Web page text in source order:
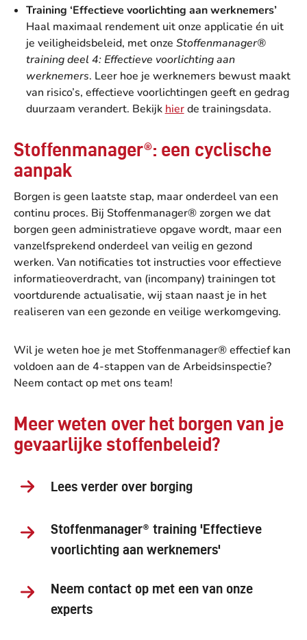
Training ‘Effectieve voorlichting aan werknemers’
Haal maximaal rendement uit onze applicatie én uit
je veiligheidsbeleid, met onze Stoffenmanager®
training deel 4: Effectieve voorlichting aan
werknemers. Leer hoe je werknemers bewust maakt
van risico’s, effectieve voorlichtingen geeft en gedrag
duurzaam verandert. Bekijk hierde trainingsdata.
Stoffenmanager®: een cyclische
aanpak
Borgen is geen laatste stap, maar onderdeel van een
continu proces. Bij Stoffenmanager® zorgen we dat
borgen geen administratieve opgave wordt, maar een
vanzelfsprekend onderdeel van veilig en gezond
werken. Van notificaties tot instructies voor effectieve
informatieoverdracht, van (incompany) trainingen tot
voortdurende actualisatie, wij staan naast je in het
realiseren van een gezonde en veilige werkomgeving.
Wil je weten hoe je met Stoffenmanager® effectief kan
voldoen aan de 4-stappen van de Arbeidsinspectie?
Neem contact op met ons team!
Meer weten over het borgen van je
gevaarlijke stoffenbeleid?
Lees verder over borging
Stoffenmanager® training 'Effectieve
voorlichting aan werknemers'
Neem contact op met een van onze
experts